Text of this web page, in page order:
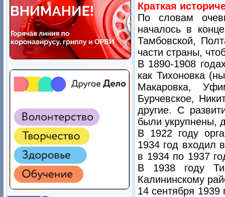
Краткая
По словам
началось в
Тамбовской,
части страны,
В 1890-1908
как Тихоновка
Макаровка,
Бурчевское,
другие. С
были укрупнены,
В 1922 году
1934 год входил
в 1934 по 1937
В 1938 году
Калининскому
14 сентября